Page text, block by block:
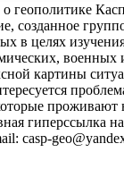
геополитике
созданное
в целях
военных
картины
проживают
гиперссылка на
casp-